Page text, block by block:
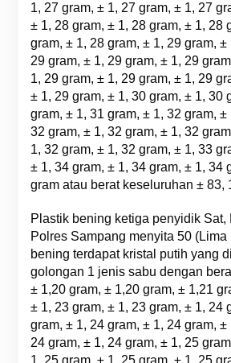
1, 27 gram, ± 1, 27 gram, ± 1, 27
± 1, 28 gram, ± 1, 28 gram, ± 1, 28
gram, ± 1, 28 gram, ± 1, 29 gram, ±
29 gram, ± 1, 29 gram, ± 1, 29
1, 29 gram, ± 1, 29 gram, ± 1, 29
± 1, 29 gram, ± 1, 30 gram, ± 1, 30
gram, ± 1, 31 gram, ± 1, 32 gram, ±
32 gram, ± 1, 32 gram, ± 1, 32
1, 32 gram, ± 1, 32 gram, ± 1, 33
± 1, 34 gram, ± 1, 34 gram, ± 1, 34
gram atau berat keseluruhan ± 83,
Plastik bening ketiga penyidik Sat,
Polres Sampang menyita 50
bening terdapat kristal putih yang
golongan 1 jenis sabu dengan
± 1,20 gram, ± 1,20 gram, ± 1,21
± 1, 23 gram, ± 1, 23 gram, ± 1, 24
gram, ± 1, 24 gram, ± 1, 24 gram, ±
24 gram, ± 1, 24 gram, ± 1, 25